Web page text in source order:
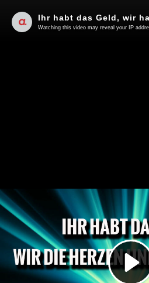
Watching this video may reveal your IP